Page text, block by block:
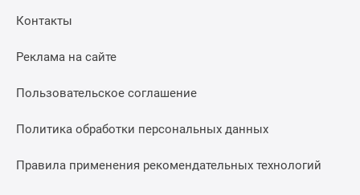
Контакты
Реклама на сайте
Пользовательское соглашение
Политика обработки персональных данных
Правила применения рекомендательных технологий